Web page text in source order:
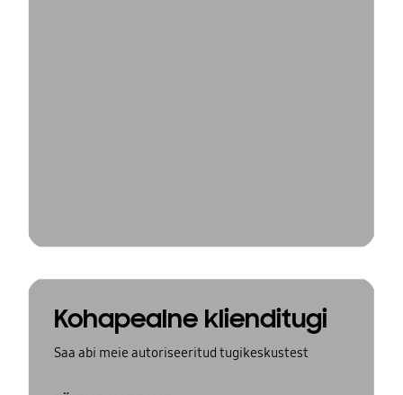
Kohapealne klienditugi
Saa abi meie autoriseeritud tugikeskustest